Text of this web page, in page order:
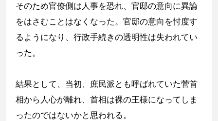
そのため官僚側は人事を恐れ、官邸の意向に異論
をはさむことはなくなった。官邸の意向を忖度す
るようになり、行政手続きの透明性は失われてい
った。
結果として、当初、庶民派とも呼ばれていた菅首
相から人心が離れ、首相は裸の王様になってしま
ったのではないかと思われる。